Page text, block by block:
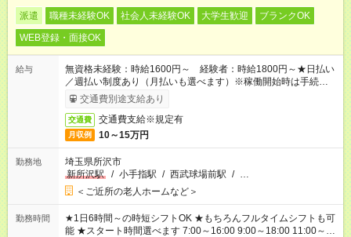
派遣 職種未経験OK 社会人未経験OK 大学生歓迎
ブランクOK
WEB登録・面接OK
給与
無資格未経験：時給1600円～ 経験者：時給1800円～★日払い
／週払い制度あり（月払いも選べます）※稼働開始時は手続き完
了次第のお支払いとなります。
交通費別途支給あり
交通費 交通費支給※規定有
月収例 10～15万円
勤務地
埼玉県所沢市
新所沢駅
/ 小手指駅 / 西武球場前駅 / …
＜ご近所の老人ホームなど＞
勤務時間
★1日6時間～の時短シフトOK ★もちろんフルタイムシフトも可
能 ★スタート時間選べます 7:00～16:00 9:00～18:00 11:00～